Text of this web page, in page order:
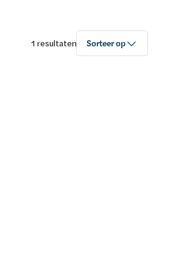
1 resultaten Sorteer op